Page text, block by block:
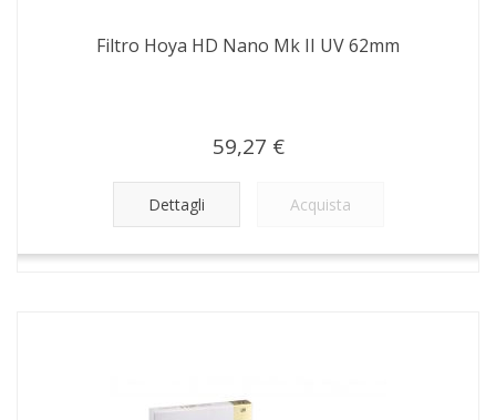
Filtro Hoya HD Nano Mk II UV 62mm
59,27 €
Dettagli Acquista